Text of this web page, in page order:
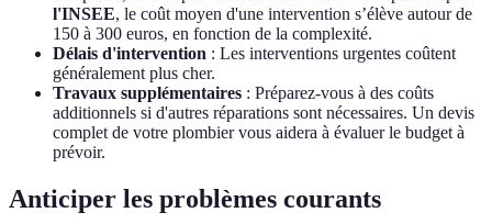
l'INSEE, le coût moyen d'une intervention s’élève autour de
150 à 300 euros, en fonction de la complexité.
Délais d'intervention : Les interventions urgentes coûtent
généralement plus cher.
Travaux supplémentaires : Préparez-vous à des coûts
additionnels si d'autres réparations sont nécessaires. Un devis
complet de votre plombier vous aidera à évaluer le budget à
prévoir.
Anticiper les problèmes courants